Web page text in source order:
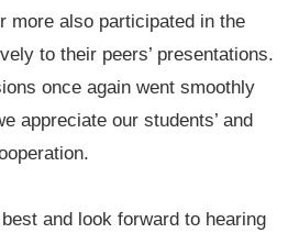
more also participated in the
to their peers’ presentations.
once again went smoothly
appreciate our students’ and
and look forward to hearing